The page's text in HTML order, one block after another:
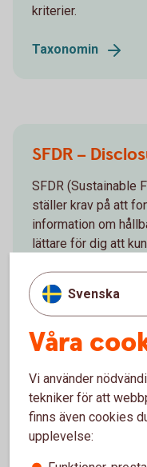
kriterier.
Taxonomin
SFDR –
SFDR (Sustainable
ställer krav på att
information om
lättare för dig att
har ett hållbart
uppsatta kraven för
SFDR
Sparandet –
Svenska
Våra
Vi använder
tekniker för att
finns även cookies
upplevelse: